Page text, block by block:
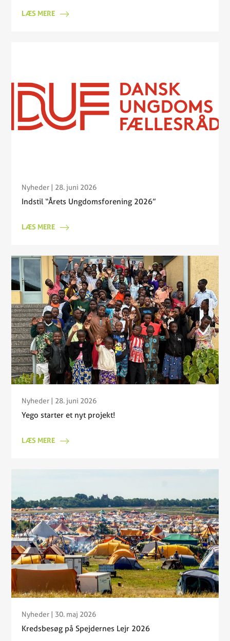
LÆS MERE
Nyheder | 28. juni 2026
Indstil “Årets Ungdomsforening 2026”
LÆS MERE
Nyheder | 28. juni 2026
Yego starter et nyt projekt!
LÆS MERE
Nyheder | 30. maj 2026
Kredsbesøg på Spejdernes Lejr 2026